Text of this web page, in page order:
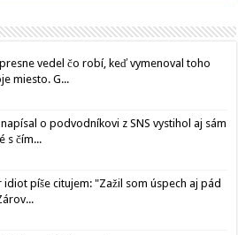
vedel čo robí, keď vymenoval toho
miesto. G...
o podvodníkovi z SNS vystihol aj sám
s čím...
píše citujem: "Zažil som úspech aj pád